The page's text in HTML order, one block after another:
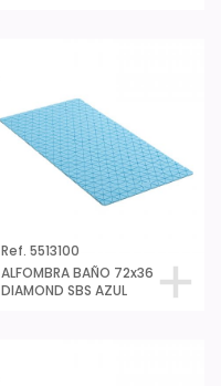
Ref. 5513100
ALFOMBRA BAÑO 72x36
DIAMOND SBS AZUL